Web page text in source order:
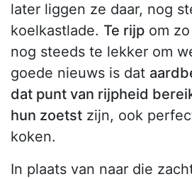
later liggen ze daar, nog
koelkastlade. Te rijp om
nog steeds te lekker om
goede nieuws is dat
dat punt van rijpheid
hun zoetst zijn, ook
koken.
In plaats van naar die